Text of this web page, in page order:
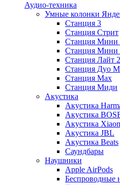
Аудио-техника
Умные колонки
Станция 3
Станция Стрит
Станция Мини
Станция Мини
Станция Лайт 2
Станция Дуо
Станция Max
Станция Миди
Акустика
Акустика
Акустика
Акустика
Акустика JBL
Акустика Beats
Саундбары
Наушники
Apple AirPods
Беспроводные